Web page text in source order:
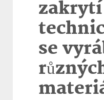
zakrytí
se